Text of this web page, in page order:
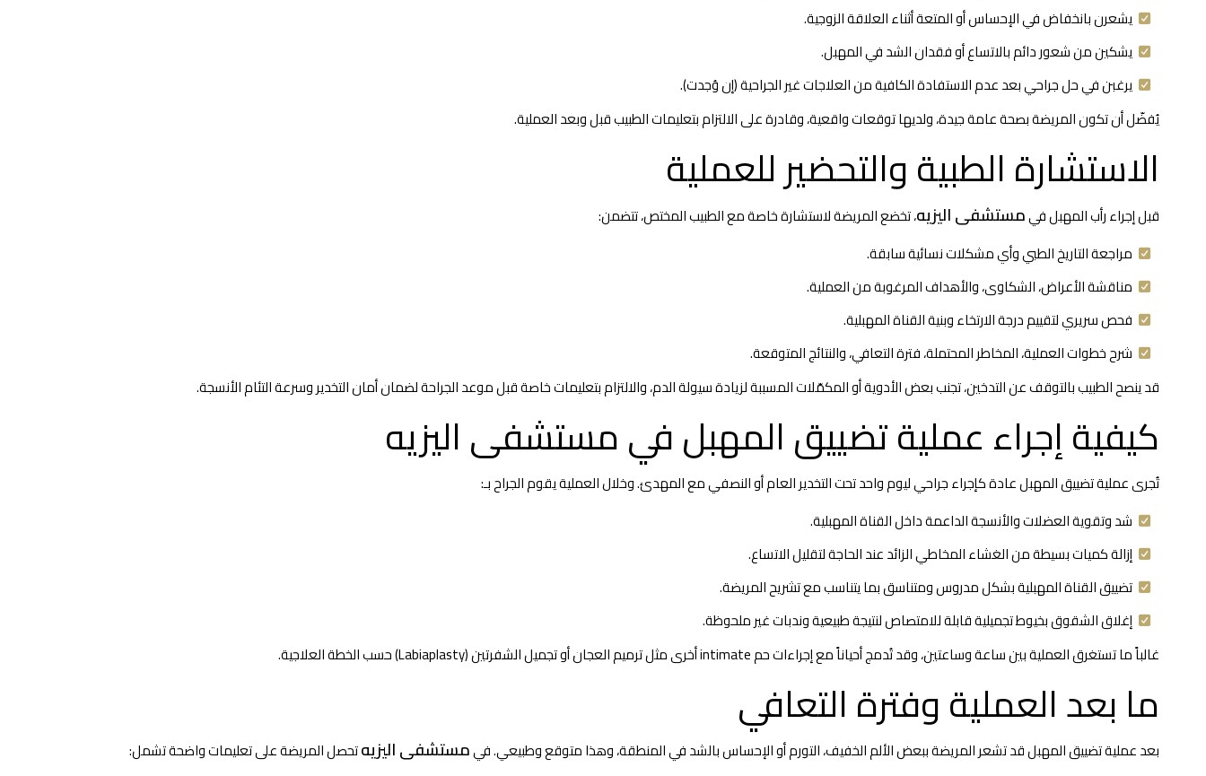
يشعرن بانخفاض في الإحساس أو المتعة أثناء العلاقة الزوجية.
يشكين من شعور دائم بالاتساع أو فقدان الشد في المهبل.
يرغبن في حل جراحي بعد عدم الاستفادة الكافية من العلاجات غير الجراحية (إن وُجدت).
يُفضّل أن تكون المريضة بصحة عامة جيدة، ولديها توقعات واقعية، وقادرة على الالتزام بتعليمات الطبيب قبل وبعد العملية.
الاستشارة الطبية والتحضير للعملية
قبل إجراء رأب المهبل فيمستشفى اليزيه، تخضع المريضة لاستشارة خاصة مع الطبيب المختص، تتضمن:
مراجعة التاريخ الطبي وأي مشكلات نسائية سابقة.
مناقشة الأعراض، الشكاوى، والأهداف المرغوبة من العملية.
فحص سريري لتقييم درجة الارتخاء وبنية القناة المهبلية.
شرح خطوات العملية، المخاطر المحتملة، فترة التعافي، والنتائج المتوقعة.
قد ينصح الطبيب بالتوقف عن التدخين، تجنب بعض الأدوية أو المكمّلات المسببة لزيادة سيولة الدم، والالتزام بتعليمات خاصة قبل موعد الجراحة لضمان أمان التخدير وسرعة التئام الأنسجة.
كيفية إجراء عملية تضييق المهبل في مستشفى اليزيه
تُجرى عملية تضييق المهبل عادة كإجراء جراحي ليوم واحد تحت التخدير العام أو النصفي مع المهدئ. وخلال العملية يقوم الجراح بـ:
شد وتقوية العضلات والأنسجة الداعمة داخل القناة المهبلية.
إزالة كميات بسيطة من الغشاء المخاطي الزائد عند الحاجة لتقليل الاتساع.
تضييق القناة المهبلية بشكل مدروس ومتناسق بما يتناسب مع تشريح المريضة.
إغلاق الشقوق بخيوط تجميلية قابلة للامتصاص لنتيجة طبيعية وندبات غير ملحوظة.
غالباً ما تستغرق العملية بين ساعة وساعتين، وقد تُدمج أحياناً مع إجراءات حم intimate أخرى مثل ترميم العجان أو تجميل الشفرتين (Labiaplasty) حسب الخطة العلاجية.
ما بعد العملية وفترة التعافي
بعد عملية تضييق المهبل قد تشعر المريضة ببعض الألم الخفيف، التورم أو الإحساس بالشد في المنطقة، وهذا متوقع وطبيعي. فيمستشفى اليزيهتحصل المريضة على تعليمات واضحة تشمل: